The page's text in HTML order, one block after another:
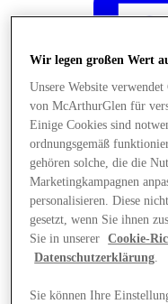
Angebote
Wir legen großen Wert
Unsere Website
von McArthurGlen für
Einige Cookies sind
ordnungsgemäß
gehören solche, die die
Marketingkampagnen
personalisieren. Diese
gesetzt, wenn Sie ihnen
Sie in unserer
Cookie-
Datenschutzerklärung.
Sie können Ihre